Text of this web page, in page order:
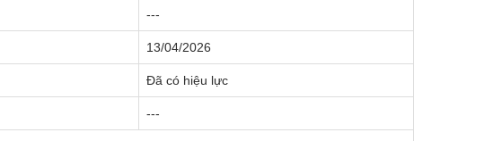
---
13/04/2026
Đã có hiệu lực
---